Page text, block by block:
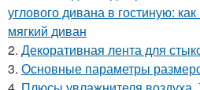
углового дивана в гостиную:
мягкий диван
2. Декоративная лента для
3. Основные параметры